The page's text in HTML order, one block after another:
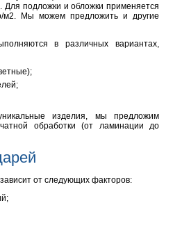
Для подложки и обложки применяется
м2. Мы можем предложить и другие
в различных вариантах,
изделия, мы предложим
обработки (от ламинации до
от следующих факторов: